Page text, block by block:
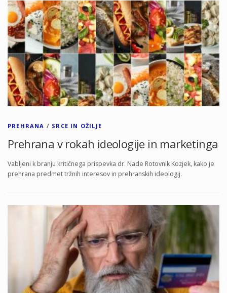
PREHRANA / SRCE IN OŽILJE
Prehrana v rokah ideologije in marketinga
Vabljeni k branju kritičnega prispevka dr. Nade Rotovnik Kozjek, kako je
prehrana predmet tržnih interesov in prehranskih ideologij.